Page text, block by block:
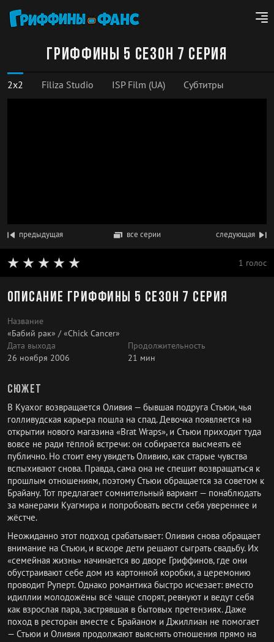
Гриффины 5 сезон 7 серия
2x2 Filiza Studio ISP Film (UA) Субтитры
предыдущая все серии следующая
1 голос
Описание Гриффины 5 сезон 7 серия
Название
«Бабий рак» / «Chick Cancer»
Дата выхода
26 ноября 2006
Продолжительность
21 мин
Сюжет
В Куахог возвращается Оливия — бывшая подруга Стьюи, чья
голливудская карьера пошла на спад. Девочка появляется на
открытии нового магазина «Brat Wraps», и Стьюи приходит туда
вовсе не ради тёплой встречи: он собирается высмеять её
публично. Но стоит ему увидеть Оливию, как старые чувства
вспыхивают снова. Правда, сама она не спешит возвращаться к
прошлым отношениям, поэтому Стьюи обращается за советом к
Брайану. Тот предлагает сомнительный вариант — понаблюдать
за манерами Куагмира и попробовать вести себя увереннее и
жёстче.
Неожиданно этот подход срабатывает: Оливия снова обращает
внимание на Стьюи, и вскоре дети решают сыграть свадьбу. Их
«семейная жизнь» начинается во дворе Гриффинов, где они
обустраивают себе дом из картонной коробки, а церемонию
проводит Руперт. Однако романтика быстро исчезает: вместо
идиллии молодожёны всё чаще спорят, ревнуют и ведут себя
как взрослая пара, застрявшая в бытовых претензиях. Даже
поход в ресторан вместе с Брайаном и Джиллиан не помогает
— Стьюи и Оливия продолжают выяснять отношения прямо на